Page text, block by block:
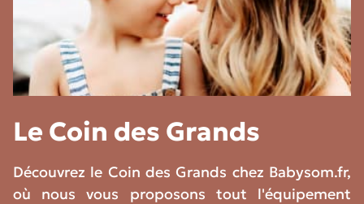
Le Coin des Grands
Découvrez le Coin des Grands chez Babysom.fr,
où nous vous proposons tout l'équipement